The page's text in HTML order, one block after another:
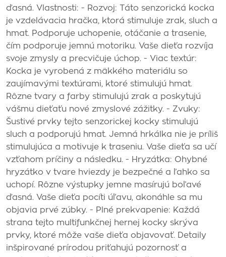
ďasná. Vlastnosti: - Rozvoj: Táto senzorická kocka
je vzdelávacia hračka, ktorá stimuluje zrak, sluch a
hmat. Podporuje uchopenie, otáčanie a trasenie,
čím podporuje jemnú motoriku. Vaše dieťa rozvíja
svoje zmysly a precvičuje úchop. - Viac textúr:
Kocka je vyrobená z mäkkého materiálu so
zaujímavými textúrami, ktoré stimulujú hmat.
Rôzne tvary a farby stimulujú zrak a poskytujú
vášmu dieťaťu nové zmyslové zážitky. - Zvuky:
Šustivé prvky tejto senzorickej kocky stimulujú
sluch a podporujú hmat. Jemná hrkálka nie je príliš
stimulujúca a motivuje k traseniu. Vaše dieťa sa učí
vzťahom príčiny a následku. - Hryzátka: Ohybné
hryzátko v tvare hviezdy je bezpečné a ľahko sa
uchopí. Rôzne výstupky jemne masírujú boľavé
ďasná. Vaše dieťa pocíti úľavu, akonáhle sa mu
objavia prvé zúbky. - Plné prekvapenie: Každá
strana tejto multifunkčnej hernej kocky skrýva
prvky, ktoré môže vaše dieťa objavovať. Detaily
inšpirované prírodou priťahujú pozornosť a